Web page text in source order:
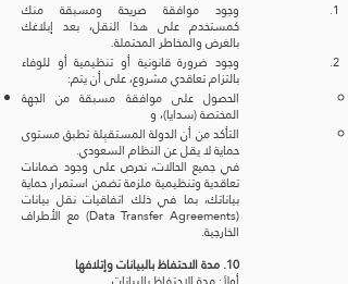
وجود موافقة صريحة ومسبقة منك
كمستخدم على هذا النقل، بعد إبلاغك
بالغرض والمخاطر المحتملة.
وجود ضرورة قانونية أو تنظيمية أو للوفاء
بالتزام تعاقدي مشروع، على أن يتم:
الحصول على موافقة مسبقة من الجهة
المختصة (سدايا)، و
التأكد من أن الدولة المستقبِلة تطبق مستوى
حماية لا يقل عن النظام السعودي.
في جميع الحالات، نحرص على وجود ضمانات
تعاقدية وتنظيمية ملزمة تضمن استمرار حماية
بياناتك، بما في ذلك اتفاقيات نقل بيانات
(Data Transfer Agreements) مع الأطراف
الخارجية.
10. مدة الاحتفاظ بالبيانات وإتلافها